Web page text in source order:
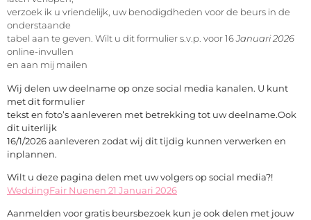
verzoek ik u vriendelijk, uw benodigdheden voor de beurs in de
onderstaande
tabel aan te geven. Wilt u dit formulier s.v.p. voor 16Januari 2026
online-invullen
en aan mij mailen
Wij delen uw deelname op onze social media kanalen. U kunt
met dit formulier
tekst en foto’s aanleveren met betrekking tot uw deelname.Ook
dit uiterlijk
16/1/2026 aanleveren zodat wij dit tijdig kunnen verwerken en
inplannen.
Wilt u deze pagina delen met uw volgers op social media?!
WeddingFair Nuenen 21 Januari 2026
Aanmelden voor gratis beursbezoek kun je ook delen met jouw